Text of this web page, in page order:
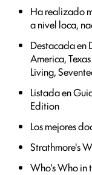
Ha realizado
a nivel loca,
Destacada en
America,
Living,
Listada en
Edition
Los mejores
Strathmore's
Who's Who in